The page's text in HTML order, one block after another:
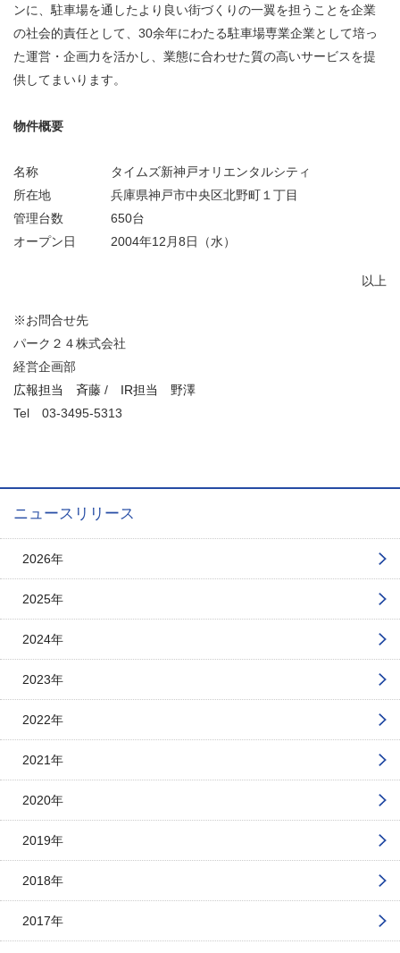
ンに、駐車場を通したより良い街づくりの一翼を担うことを企業
の社会的責任として、30余年にわたる駐車場専業企業として培っ
た運営・企画力を活かし、業態に合わせた質の高いサービスを提
供してまいります。
物件概要
名称
タイムズ新神戸オリエンタルシティ
所在地
兵庫県神戸市中央区北野町１丁目
管理台数
650台
オープン日
2004年12月8日（水）
以上
※お問合せ先
パーク２４株式会社
経営企画部
広報担当 斉藤 / IR担当 野澤
Tel 03-3495-5313
ニュースリリース
2026年
2025年
2024年
2023年
2022年
2021年
2020年
2019年
2018年
2017年